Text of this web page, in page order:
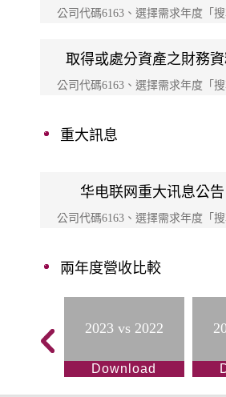
公司代碼6163、選擇需求年度「搜
取得或處分資產之財務
公司代碼6163、選擇需求年度「搜
重大訊息
华电联网重大讯息公告
公司代碼6163、選擇需求年度「搜
兩年度營收比較
2023 vs 2022
Download